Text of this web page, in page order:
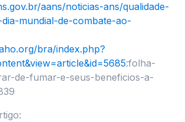
aans/noticias-ans/qualidade-
mundial-de-combate-ao-
bra/index.php?
:folha-
de-fumar-e-seus-beneficios-a-